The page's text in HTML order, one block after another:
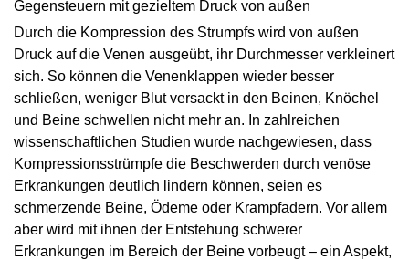
Gegensteuern mit gezieltem Druck von außen
Durch die Kompression des Strumpfs wird von außen
Druck auf die Venen ausgeübt, ihr Durchmesser verkleinert
sich. So können die Venenklappen wieder besser
schließen, weniger Blut versackt in den Beinen, Knöchel
und Beine schwellen nicht mehr an. In zahlreichen
wissenschaftlichen Studien wurde nachgewiesen, dass
Kompressionsstrümpfe die Beschwerden durch venöse
Erkrankungen deutlich lindern können, seien es
schmerzende Beine, Ödeme oder Krampfadern. Vor allem
aber wird mit ihnen der Entstehung schwerer
Erkrankungen im Bereich der Beine vorbeugt – ein Aspekt,